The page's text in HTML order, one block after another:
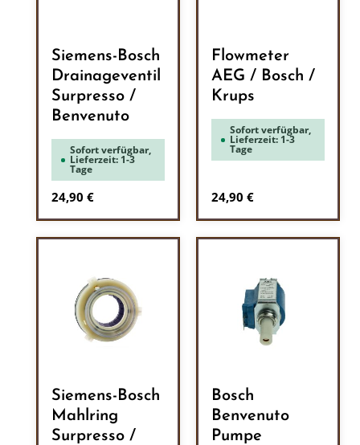
Siemens-Bosch
Drainageventil
Surpresso /
Benvenuto
Sofort verfügbar,
Lieferzeit: 1-3
Tage
Regulärer Preis:
24,90 €
Flowmeter
AEG / Bosch /
Krups
Sofort verfügbar,
Lieferzeit: 1-3
Tage
Regulärer Preis:
24,90 €
Siemens-Bosch
Mahlring
Surpresso /
Bosch
Benvenuto
Pumpe